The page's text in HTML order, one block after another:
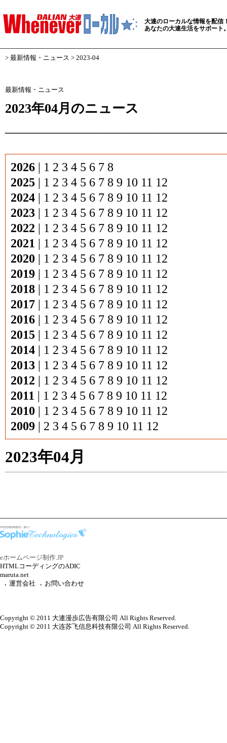
大連のローカルな情報を配信
あなたの大連生活をサポート
> 最新情報・ニュース > 2023-04
最新情報・ニュース
2023年04月のニュース
2026 | 1 2 3 4 5 6 7 8
2025 | 1 2 3 4 5 6 7 8 9 10 11 12
2024 | 1 2 3 4 5 6 7 8 9 10 11 12
2023 | 1 2 3 4 5 6 7 8 9 10 11 12
2022 | 1 2 3 4 5 6 7 8 9 10 11 12
2021 | 1 2 3 4 5 6 7 8 9 10 11 12
2020 | 1 2 3 4 5 6 7 8 9 10 11 12
2019 | 1 2 3 4 5 6 7 8 9 10 11 12
2018 | 1 2 3 4 5 6 7 8 9 10 11 12
2017 | 1 2 3 4 5 6 7 8 9 10 11 12
2016 | 1 2 3 4 5 6 7 8 9 10 11 12
2015 | 1 2 3 4 5 6 7 8 9 10 11 12
2014 | 1 2 3 4 5 6 7 8 9 10 11 12
2013 | 1 2 3 4 5 6 7 8 9 10 11 12
2012 | 1 2 3 4 5 6 7 8 9 10 11 12
2011 | 1 2 3 4 5 6 7 8 9 10 11 12
2010 | 1 2 3 4 5 6 7 8 9 10 11 12
2009 | 2 3 4 5 6 7 8 9 10 11 12
2023年04月
eホームページ制作.JP
HTMLコーディングのADIC
maruta.net
運営会社
お問い合わせ
Copyright © 2011 大連漫歩広告有限公司 All Rights Reserved.
Copyright © 2011 大连苏飞信息科技有限公司 All Rights Reserved.